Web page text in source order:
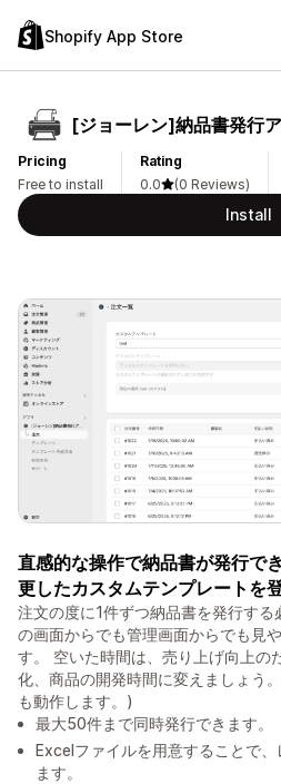
Shopify App Store
[ジョーレン]納品書発行
Pricing
Free to install
Rating
0.0
(0 Reviews)
Install
直感的な操作で納品書が発行で
更したカスタムテンプレートを
注文の度に1件ずつ納品書を発行する
の画面からでも管理画面からでも見
す。 空いた時間は、売り上げ向上の
化、商品の開発時間に変えましょう
も動作します。)
最大50件まで同時発行できます。
Excelファイルを用意することで
ます。